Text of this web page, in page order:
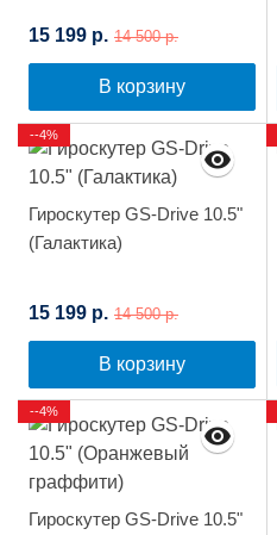
15 199 р. 14 500 р.
В корзину
Гироскутер GS-Drive 10.5"
(Галактика)
15 199 р. 14 500 р.
В корзину
--4%
Гироскутер GS-Drive 10.5"
--4%